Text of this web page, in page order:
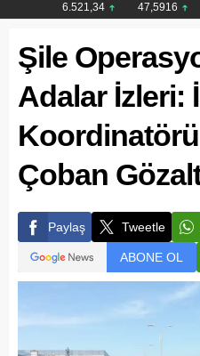
6.521,34 47,5916
Şile
Adalar İzleri:
Çoban
Paylaş Tweetle
ABONE OL